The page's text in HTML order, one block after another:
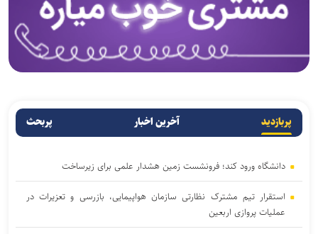
پربازدید آخرین اخبار پربحث
دانشگاه ورود کند؛ فرونشست زمین هشدار علمی برای زیرساخت
استقرار تیم مشترک نظارتی سازمان هواپیمایی، بازرسی و تعزیرات در
عملیات پروازی اربعین